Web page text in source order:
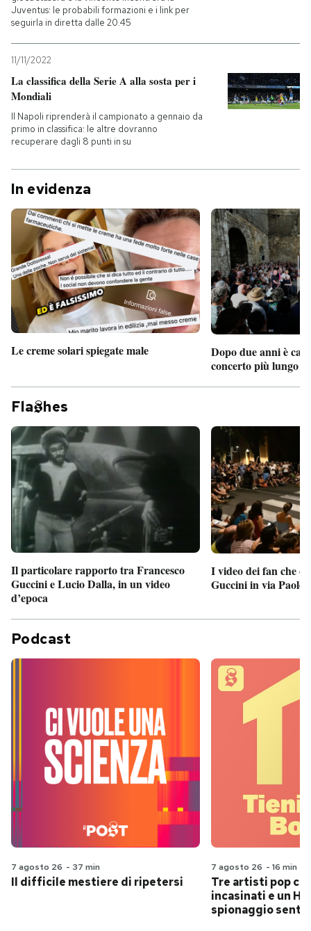
Juventus: le probabili formazioni e i link per
seguirla in diretta dalle 20.45
11/11/2022
La classifica della Serie A alla sosta per i
Mondiali
Il Napoli riprenderà il campionato a gennaio da
primo in classifica: le altre dovranno
recuperare dagli 8 punti in su
In evidenza
Le creme solari spiegate male
Dopo due anni è
concerto più lungo
Fla hes
Il particolare rapporto tra Francesco
Guccini e Lucio Dalla, in un video
d’epoca
I video dei fan che
Guccini in via Paolo
Podcast
7 agosto 26 - 37 min
Il difficile mestiere di ripetersi
7 agosto 26 - 16 min
Tre artisti pop
incasinati e un
spionaggio